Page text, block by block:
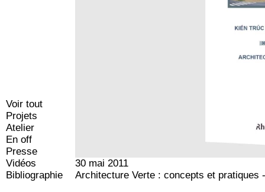
Voir tout
Projets
Atelier
En off
Presse
Vidéos
Bibliographie
30 mai 2011
Architecture Verte : concepts et pratiques